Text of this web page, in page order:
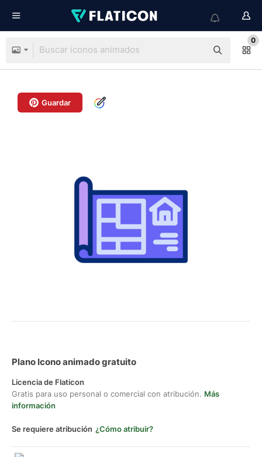
0
Guardar
Plano Icono animado gratuito
Licencia de Flaticon
Gratis para uso personal o comercial con atribución. Más
información
Se requiere atribución ¿Cómo atribuir?